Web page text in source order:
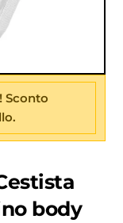
Sconto
body